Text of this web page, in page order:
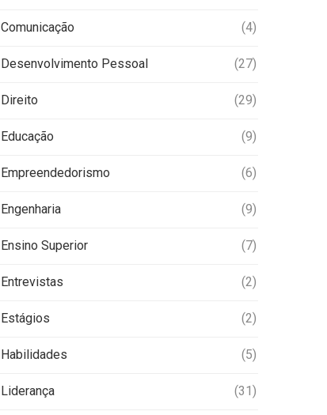
Comunicação (4)
Desenvolvimento Pessoal (27)
Direito (29)
Educação (9)
Empreendedorismo (6)
Engenharia (9)
Ensino Superior (7)
Entrevistas (2)
Estágios (2)
Habilidades (5)
Liderança (31)